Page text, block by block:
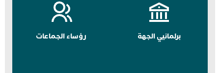
برلمانيي الجهة رؤساء الجماعات